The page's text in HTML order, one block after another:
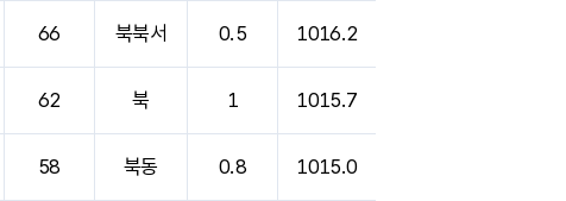
66 북북서 0.5 1016.2
62 북 1 1015.7
58 북동 0.8 1015.0